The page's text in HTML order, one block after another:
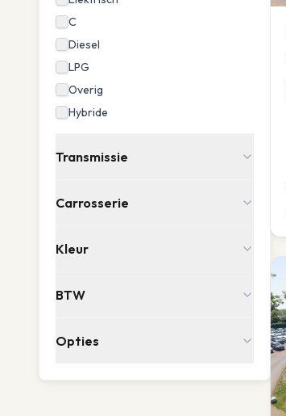
C
Diesel
LPG
Overig
Hybride
Transmissie
Carrosserie
Kleur
BTW
Opties